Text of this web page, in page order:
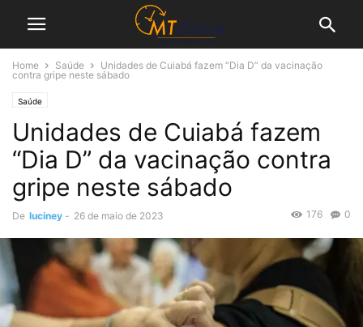
Home Saúde
Unidades de Cuiabá fazem “Dia D” da vacinação
contra gripe neste sábado
Saúde
Unidades de Cuiabá fazem
“Dia D” da vacinação contra
gripe neste sábado
De luciney - 26 de maio de 2023 0
176